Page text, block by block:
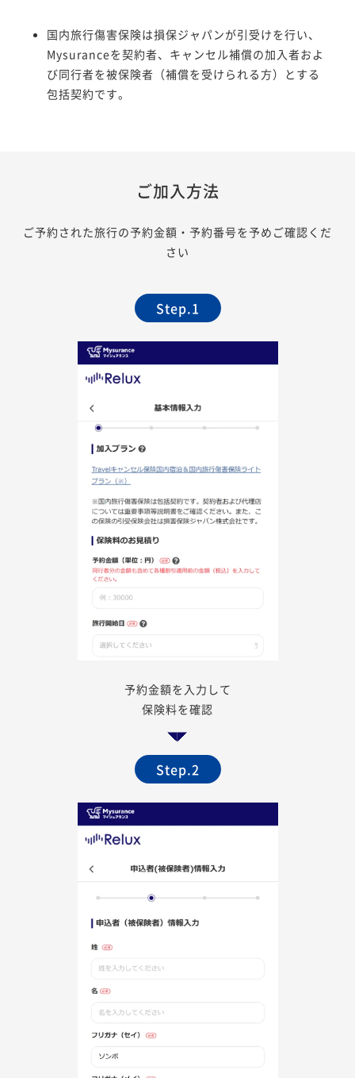
国内旅行傷害保険は損保ジャパンが引受けを行い、
Mysuranceを契約者、キャンセル補償の加入者およ
び同行者を被保険者（補償を受けられる方）とする
包括契約です。
ご加入方法
ご予約された旅行の予約金額・予約番号を予めご確認くだ
さい
Step.1
予約金額を入力して
保険料を確認
Step.2